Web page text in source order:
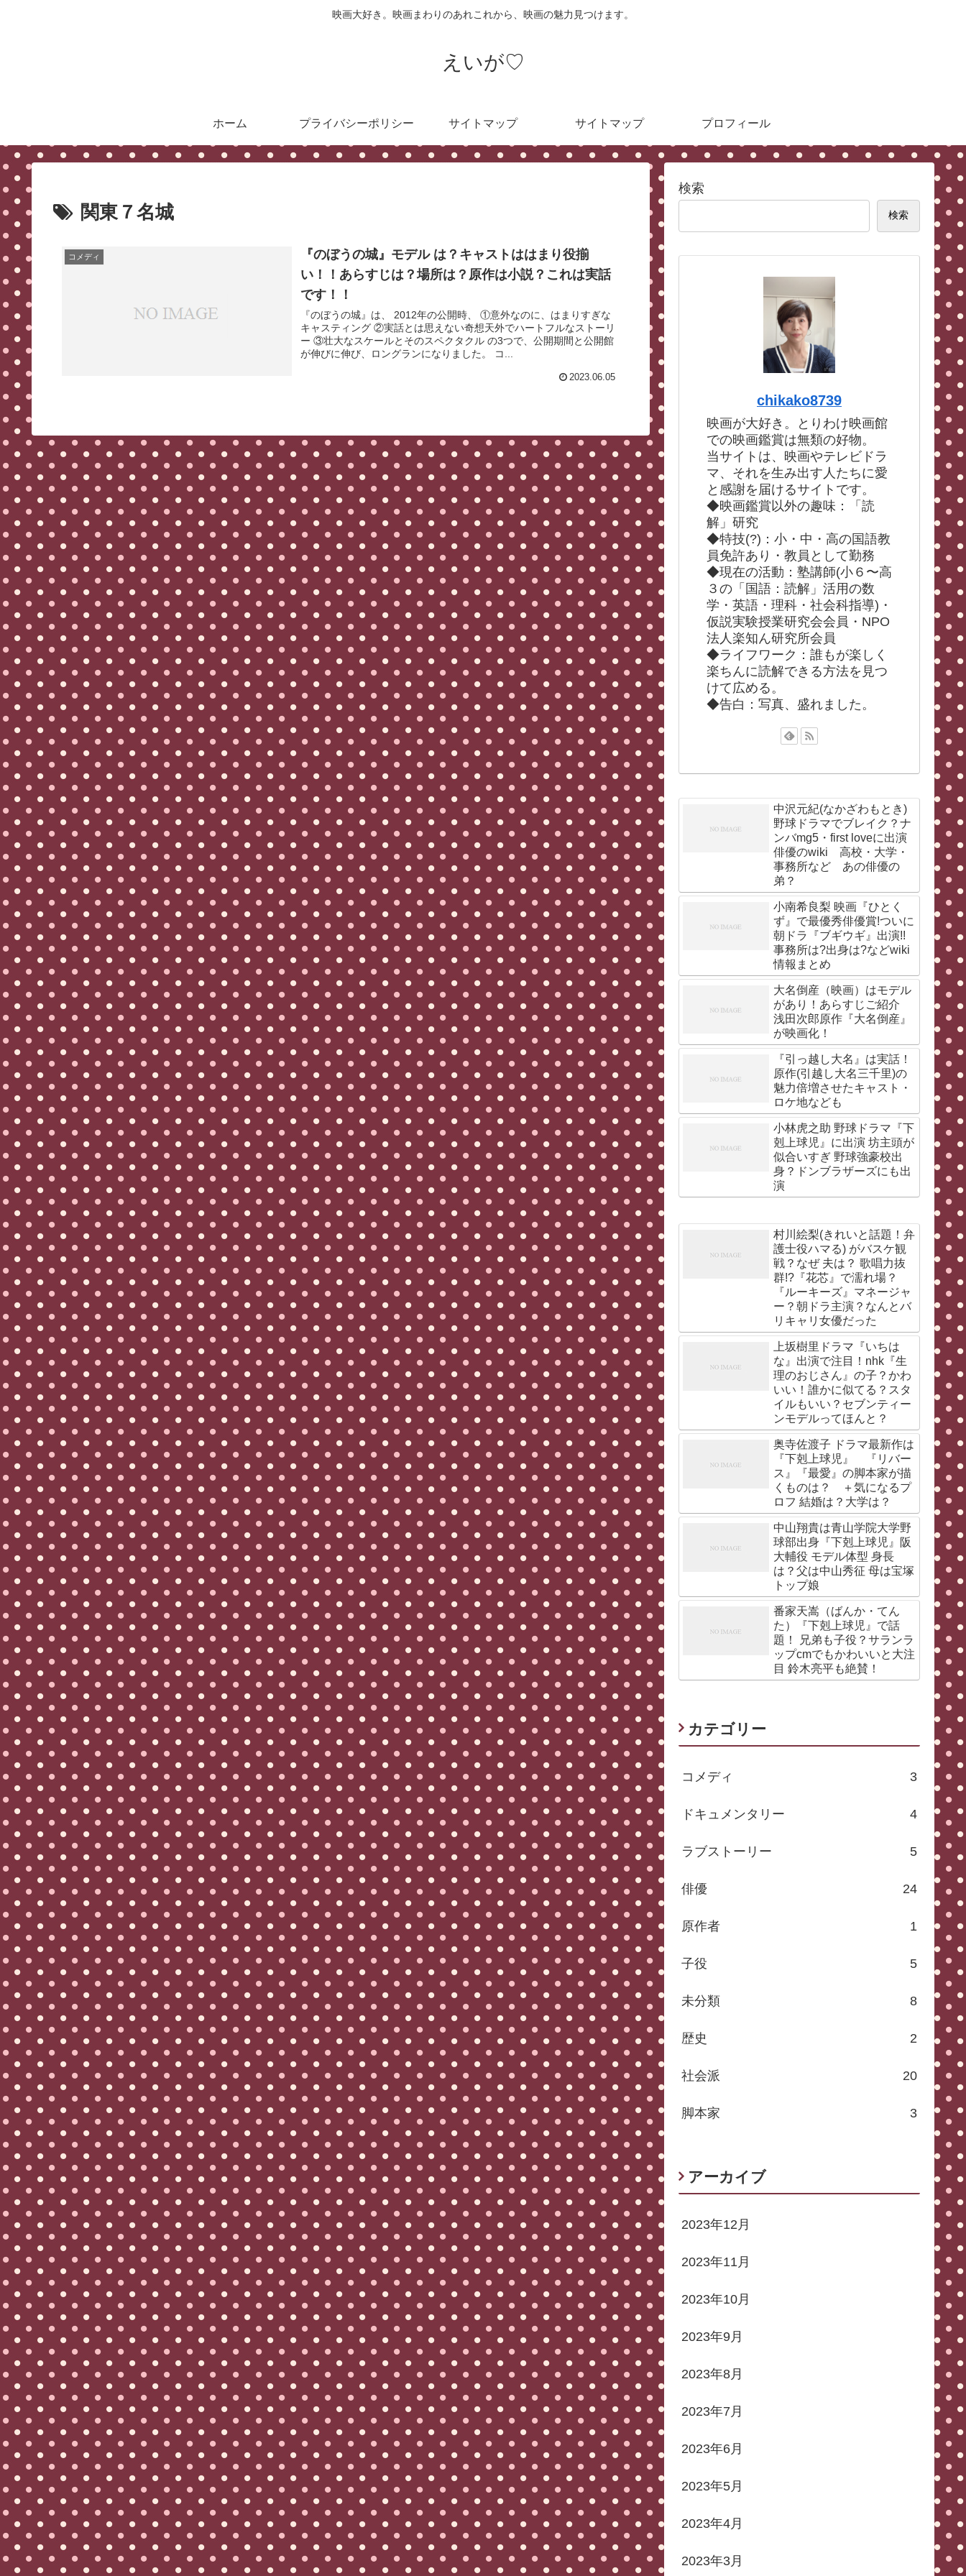
映画大好き。映画まわりのあれこれから、映画の魅力見つけます。
えいが♡
ホーム プライバシーポリシー サイトマップ サイトマップ プロフィール
関東７名城
コメディ
『のぼうの城』モデル は？キャストははまり役揃
い！！あらすじは？場所は？原作は小説？これは実話
です！！
『のぼうの城』は、 2012年の公開時、 ①意外なのに、はまりすぎな
キャスティング ②実話とは思えない奇想天外でハートフルなストーリ
ー ③壮大なスケールとそのスペクタクル の3つで、公開期間と公開館
が伸びに伸び、ロングランになりました。 コ...
2023.06.05
検索
検索
chikako8739
映画が大好き。とりわけ映画館
での映画鑑賞は無類の好物。
当サイトは、映画やテレビドラ
マ、それを生み出す人たちに愛
と感謝を届けるサイトです。
◆映画鑑賞以外の趣味：「読
解」研究
◆特技(?)：小・中・高の国語教
員免許あり・教員として勤務
◆現在の活動：塾講師(小６〜高
３の「国語：読解」活用の数
学・英語・理科・社会科指導)・
仮説実験授業研究会会員・NPO
法人楽知ん研究所会員
◆ライフワーク：誰もが楽しく
楽ちんに読解できる方法を見つ
けて広める。
◆告白：写真、盛れました。
中沢元紀(なかざわもとき)
野球ドラマでブレイク？ナ
ンバmg5・first loveに出演
俳優のwiki 高校・大学・
事務所など あの俳優の
弟？
小南希良梨 映画『ひとく
ず』で最優秀俳優賞!ついに
朝ドラ『ブギウギ』出演!!
事務所は?出身は?などwiki
情報まとめ
大名倒産（映画）はモデル
があり！あらすじご紹介
浅田次郎原作『大名倒産』
が映画化！
『引っ越し大名』は実話！
原作(引越し大名三千里)の
魅力倍増させたキャスト・
ロケ地なども
小林虎之助 野球ドラマ『下
剋上球児』に出演 坊主頭が
似合いすぎ 野球強豪校出
身？ドンブラザーズにも出
演
村川絵梨(きれいと話題！弁
護士役ハマる) がバスケ観
戦？なぜ 夫は？ 歌唱力抜
群!?『花芯』で濡れ場？
『ルーキーズ』マネージャ
ー？朝ドラ主演？なんとバ
リキャリ女優だった
上坂樹里ドラマ『いちは
な』出演で注目！nhk『生
理のおじさん』の子？かわ
いい！誰かに似てる？スタ
イルもいい？セブンティー
ンモデルってほんと？
奥寺佐渡子 ドラマ最新作は
『下剋上球児』 『リバー
ス』『最愛』の脚本家が描
くものは？ ＋気になるプ
ロフ 結婚は？大学は？
中山翔貴は青山学院大学野
球部出身『下剋上球児』阪
大輔役 モデル体型 身長
は？父は中山秀征 母は宝塚
トップ娘
番家天嵩（ばんか・てん
た）『下剋上球児』で話
題！ 兄弟も子役？サランラ
ップcmでもかわいいと大注
目 鈴木亮平も絶賛！
カテゴリー
コメディ 3
ドキュメンタリー 4
ラブストーリー 5
俳優 24
原作者 1
子役 5
未分類 8
歴史 2
社会派 20
脚本家 3
アーカイブ
2023年12月
2023年11月
2023年10月
2023年9月
2023年8月
2023年7月
2023年6月
2023年5月
2023年4月
2023年3月